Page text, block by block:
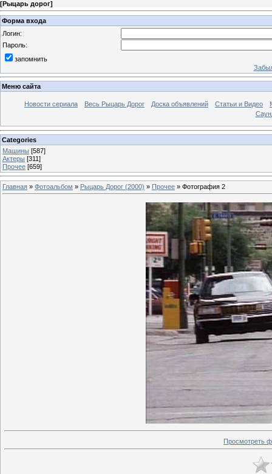
[Рыцарь дорог]
Форма входа
Логин:
Пароль:
запомнить
Меню сайта
Новости сериала Весь Рыцарь Дорог Доска объявлений Статьи и Видео
Categories
Машины [587]
Актеры [311]
Прочее [659]
Главная » Фотоальбом » Рыцарь Дорог (2000) » Прочее » Фотография 2
Просмотреть